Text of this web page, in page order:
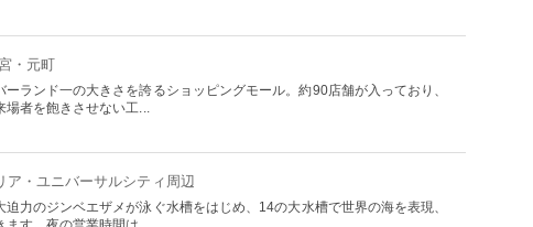
・元町
ランド一の大きさを誇るショッピングモール。約90店舗が入っており、
場者を飽きさせない工...
ア・ユニバーサルシティ周辺
力のジンベエザメが泳ぐ水槽をはじめ、14の大水槽で世界の海を表現、